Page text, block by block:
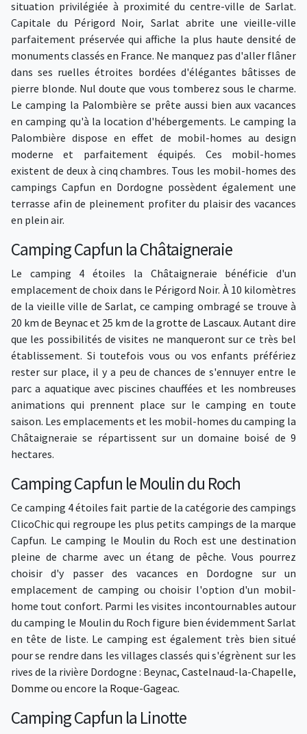
situation privilégiée à proximité du centre-ville de Sarlat.
Capitale du Périgord Noir, Sarlat abrite une vieille-ville
parfaitement préservée qui affiche la plus haute densité de
monuments classés en France. Ne manquez pas d'aller flâner
dans ses ruelles étroites bordées d'élégantes bâtisses de
pierre blonde. Nul doute que vous tomberez sous le charme.
Le camping la Palombière se prête aussi bien aux vacances
en camping qu'à la location d'hébergements. Le camping la
Palombière dispose en effet de mobil-homes au design
moderne et parfaitement équipés. Ces mobil-homes
existent de deux à cinq chambres. Tous les mobil-homes des
campings Capfun en Dordogne possèdent également une
terrasse afin de pleinement profiter du plaisir des vacances
en plein air.
Camping Capfun la Châtaigneraie
Le camping 4 étoiles la Châtaigneraie bénéficie d'un
emplacement de choix dans le Périgord Noir. À 10 kilomètres
de la vieille ville de Sarlat, ce camping ombragé se trouve à
20 km de Beynacet 25 km de la grotte de Lascaux. Autant dire
que les possibilités de visites ne manqueront sur ce très bel
établissement. Si toutefois vous ou vos enfants préfériez
rester sur place, il y a peu de chances de s'ennuyer entre le
parc a aquatique avec piscines chauffées et les nombreuses
animations qui prennent place sur le camping en toute
saison. Les emplacements et les mobil-homes du camping la
Châtaigneraie se répartissent sur un domaine boisé de 9
hectares.
Camping Capfun le Moulin du Roch
Ce camping 4 étoiles fait partie de la catégorie des campings
ClicoChic qui regroupe les plus petits campings de la marque
Capfun. Le camping le Moulin du Roch est une destination
pleine de charme avec un étang de pêche. Vous pourrez
choisir d'y passer des vacances en Dordogne sur un
emplacement de camping ou choisir l'option d'un mobil-
home tout confort. Parmi les visites incontournables autour
du camping le Moulin du Roch figure bien évidemment Sarlat
en tête de liste. Le camping est également très bien situé
pour se rendre dans les villages classés qui s'égrènent sur les
rives de la rivière Dordogne : Beynac, Castelnaud-la-Chapelle,
Domme ou encore la Roque-Gageac.
Camping Capfun la Linotte